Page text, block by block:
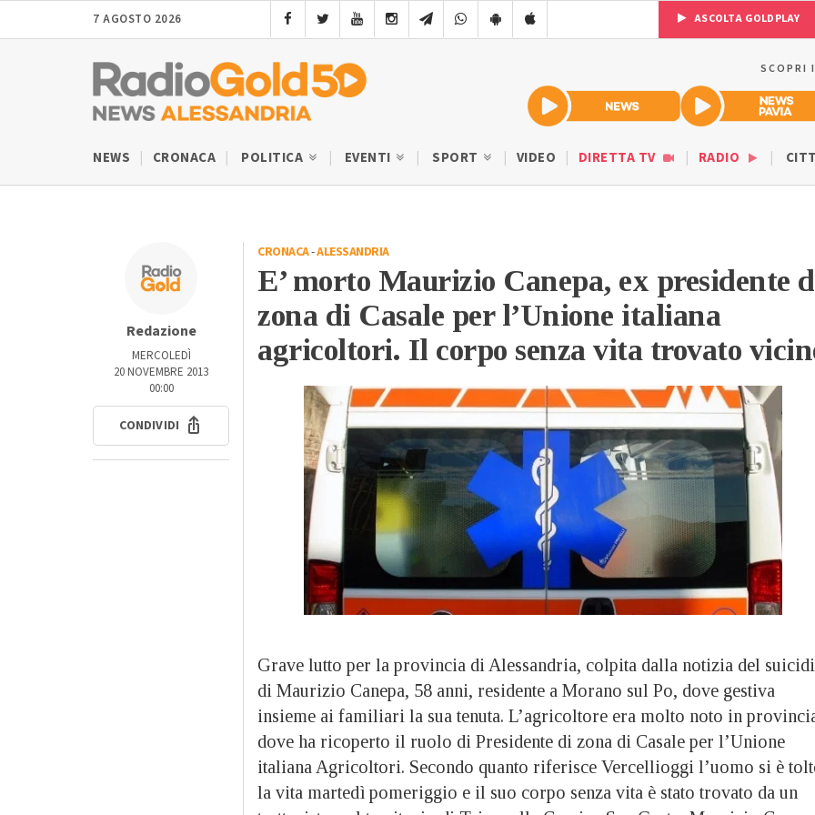
7 AGOSTO 2026 ASCOLTA GOLDPLAY
SCOPRI
NEWS CRONACA POLITICA EVENTI SPORT VIDEO DIRETTA TV RADIO
Redazione
MERCOLEDÌ
20 NOVEMBRE 2013
00:00
CONDIVIDI
CRONACA-ALESSANDRIA
E’ morto Maurizio Canepa, ex presidente
zona di Casale per l’Unione italiana
agricoltori. Il corpo senza vita trovato
Grave lutto per la provincia di Alessandria, colpita dalla notizia del
di Maurizio Canepa, 58 anni, residente a Morano sul Po, dove gestiva
insieme ai familiari la sua tenuta. L’agricoltore era molto noto in
dove ha ricoperto il ruolo di Presidente di zona di Casale per l’Unione
italiana Agricoltori. Secondo quanto riferisce Vercellioggi l’uomo si è
la vita martedì pomeriggio e il suo corpo senza vita è stato trovato da un